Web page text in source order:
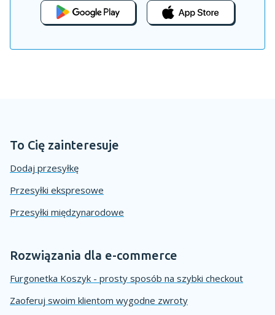
To Cię zainteresuje
Dodaj przesyłkę
Przesyłki ekspresowe
Przesyłki międzynarodowe
Rozwiązania dla e-commerce
Furgonetka Koszyk - prosty sposób na szybki checkout
Zaoferuj swoim klientom wygodne zwroty